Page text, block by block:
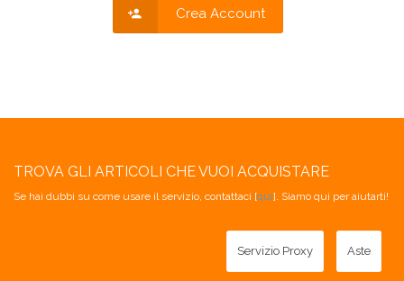
Crea Account
TROVA GLI ARTICOLI CHE VUOI ACQUISTARE
Se hai dubbi su come usare il servizio, contattaci [qui]. Siamo qui per aiutarti!
Servizio Proxy Aste